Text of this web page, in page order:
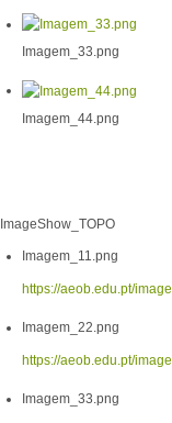
Imagem_33.png
Imagem_44.png
ImageShow_TOPO
Imagem_11.png
https://aeob.edu.pt/
Imagem_22.png
https://aeob.edu.pt/
Imagem_33.png